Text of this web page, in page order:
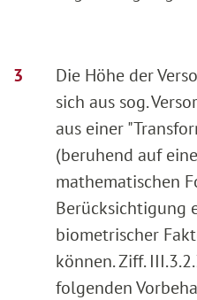
Die Höhe der
sich aus sog.
aus einer
(beruhend auf
mathematischen
Berücksichtigung
biometrischer
können. Ziff.
folgenden